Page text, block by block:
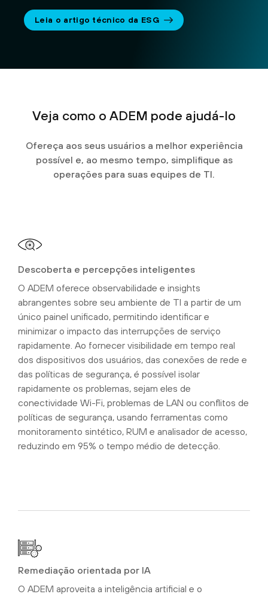
Leia o artigo técnico da ESG
Veja como o ADEM pode ajudá-lo
Ofereça aos seus usuários a melhor experiência
possível e, ao mesmo tempo, simplifique as
operações para suas equipes de TI.
Descoberta e percepções inteligentes
O ADEM oferece observabilidade e insights
abrangentes sobre seu ambiente de TI a partir de um
único painel unificado, permitindo identificar e
minimizar o impacto das interrupções de serviço
rapidamente. Ao fornecer visibilidade em tempo real
dos dispositivos dos usuários, das conexões de rede e
das políticas de segurança, é possível isolar
rapidamente os problemas, sejam eles de
conectividade Wi-Fi, problemas de LAN ou conflitos de
políticas de segurança, usando ferramentas como
monitoramento sintético, RUM e analisador de acesso,
reduzindo em 95% o tempo médio de detecção.
Remediação orientada por IA
O ADEM aproveita a inteligência artificial e o